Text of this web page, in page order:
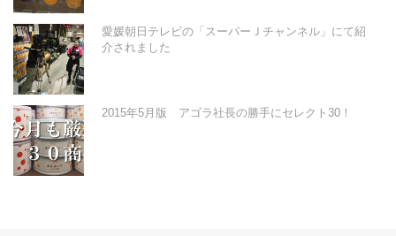
愛媛朝日テレビの「スーパーＪチャンネル」にて紹
介されました
2015年5月版 アゴラ社長の勝手にセレクト30！